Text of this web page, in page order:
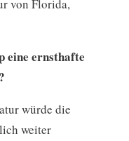
von Florida,
eine ernsthafte
würde die
weiter